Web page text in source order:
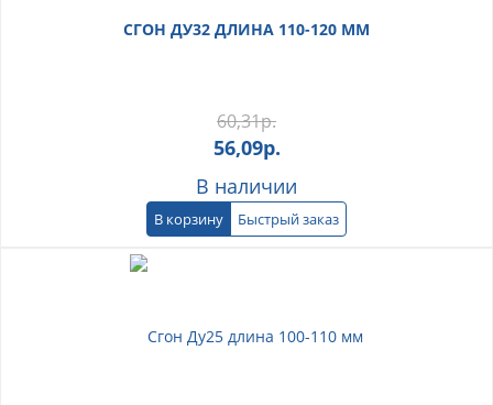
СГОН ДУ32 ДЛИНА 110-120 ММ
60,31р.
56,09р.
В наличии
В корзину Быстрый заказ